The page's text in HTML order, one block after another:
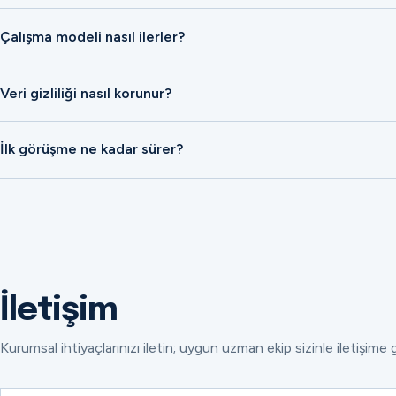
Çalışma modeli nasıl ilerler?
Veri gizliliği nasıl korunur?
İlk görüşme ne kadar sürer?
İletişim
Kurumsal ihtiyaçlarınızı iletin; uygun uzman ekip sizinle iletişime